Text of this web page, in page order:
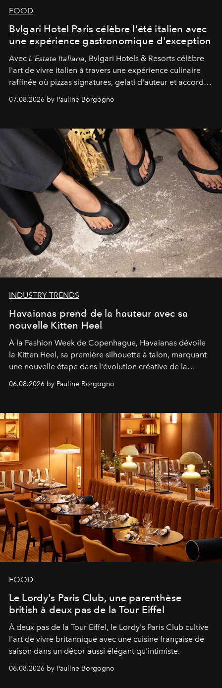
FOOD
Bvlgari Hotel Paris célèbre l'été italien avec
une expérience gastronomique d'exception
Avec L'Estate Italiana, Bvlgari Hotels & Resorts célèbre
l'art de vivre italien à travers une expérience culinaire
raffinée où pizzas signatures, gelati d'auteur et accords
07.08.2026 by Pauline Borgogno
INDUSTRY TRENDS
Havaianas prend de la hauteur avec sa
nouvelle Kitten Heel
À la Fashion Week de Copenhague, Havaianas dévoile
la Kitten Heel, sa première silhouette à talon, marquant
une nouvelle étape dans l'évolution créative de la
06.08.2026 by Pauline Borgogno
FOOD
Le Lordy's Paris Club, une parenthèse
british à deux pas de la Tour Eiffel
À deux pas de la Tour Eiffel, le Lordy's Paris Club cultive
l'art de vivre britannique avec une cuisine française de
saison dans un décor aussi élégant qu'intimiste.
06.08.2026 by Pauline Borgogno